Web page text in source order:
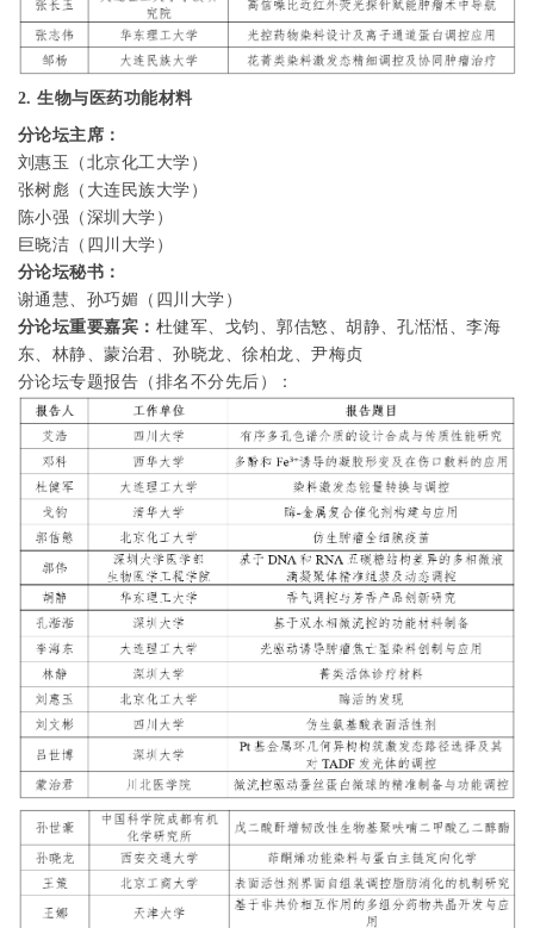
2.生物与医药功能材料
分论坛主席：
刘惠玉（北京化工大学）
张树彪（大连民族大学）
陈小强（深圳大学）
巨晓洁（四川大学）
分论坛秘书：
谢通慧、孙巧媚（四川大学）
分论坛重要嘉宾： 杜健军、戈钧、郭佶慜、胡静、孔湉湉、李海
东、林静、蒙治君、孙晓龙、徐柏龙、尹梅贞
分论坛专题报告（排名不分先后）：